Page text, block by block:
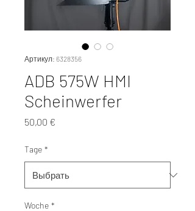
Артикул: 6328356
ADB 575W HMI
Scheinwerfer
50,00 €
Tage *
Woche *